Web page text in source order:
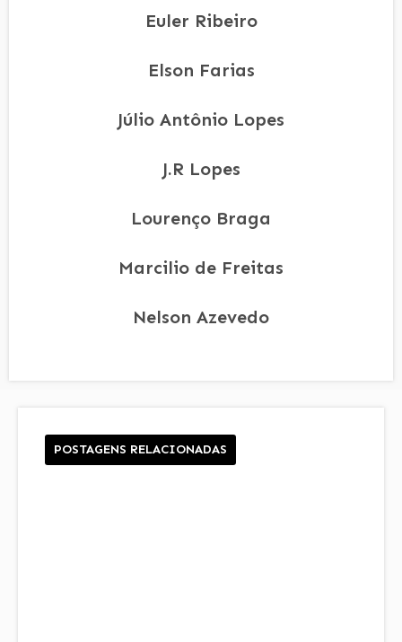
Euler Ribeiro
Elson Farias
Júlio Antônio Lopes
J.R Lopes
Lourenço Braga
Marcilio de Freitas
Nelson Azevedo
POSTAGENS RELACIONADAS